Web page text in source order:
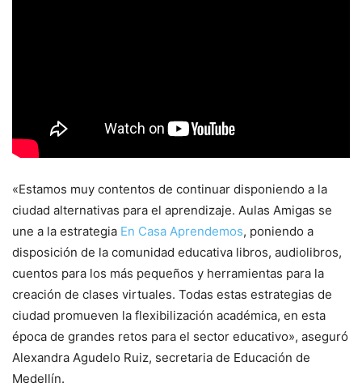
«Estamos muy contentos de continuar disponiendo a la
ciudad alternativas para el aprendizaje. Aulas Amigas se
une a la estrategia En Casa Aprendemos, poniendo a
disposición de la comunidad educativa libros, audiolibros,
cuentos para los más pequeños y herramientas para la
creación de clases virtuales. Todas estas estrategias de
ciudad promueven la flexibilización académica, en esta
época de grandes retos para el sector educativo», aseguró
Alexandra Agudelo Ruiz, secretaria de Educación de
Medellín.